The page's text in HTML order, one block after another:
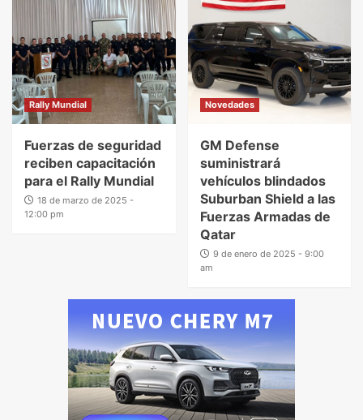
Rally Mundial
Fuerzas de seguridad
reciben capacitación
para el Rally Mundial
18 de marzo de 2025 -
12:00 pm
Novedades
GM Defense
suministrará
vehículos blindados
Suburban Shield a las
Fuerzas Armadas de
Qatar
9 de enero de 2025 - 9:00
am